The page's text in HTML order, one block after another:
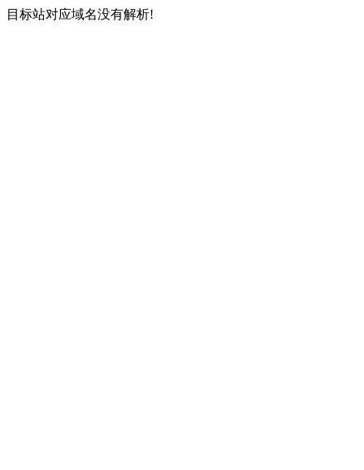
目标站对应域名没有解析!